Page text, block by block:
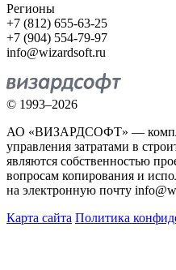
Регионы
+7 (812) 655-63-25
+7 (904) 554-79-97
info@wizardsoft.ru
© 1993–2026
АО «ВИЗАРДСОФТ» —
управления затратами в
являются собственностью
вопросам копирования и
на электронную почту
Карта сайта Политика